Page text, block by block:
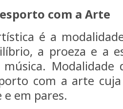
com a Arte
é a
a proeza e a
Modalidade
com a arte
em pares.